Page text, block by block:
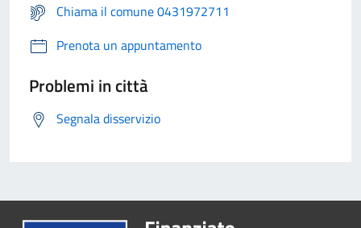
Chiama il comune 0431972711
Prenota un appuntamento
Problemi in città
Segnala disservizio